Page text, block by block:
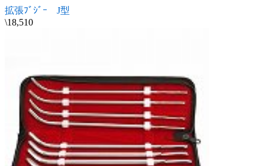
拡張ﾌﾞｼﾞｰ J型
\18,510